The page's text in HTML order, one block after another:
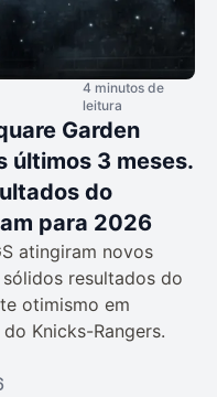
4 minutos de
leitura
Garden
últimos 3 meses.
do
para 2026
atingiram novos
resultados do
otimismo em
Knicks-Rangers.